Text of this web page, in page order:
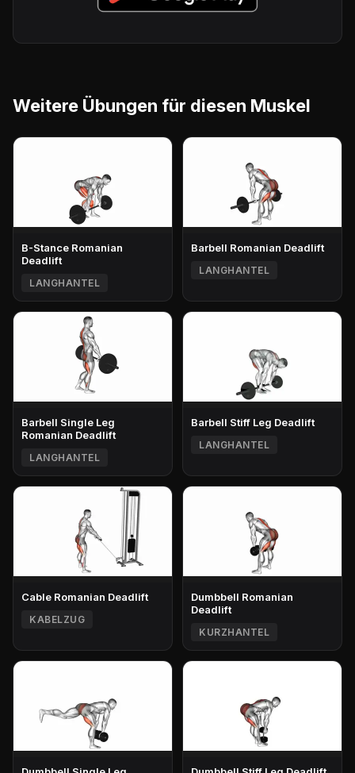
Weitere Übungen für diesen Muskel
B-Stance Romanian
Deadlift
LANGHANTEL
Barbell Romanian Deadlift
LANGHANTEL
Barbell Single Leg
Romanian Deadlift
LANGHANTEL
Barbell Stiff Leg Deadlift
LANGHANTEL
Cable Romanian Deadlift
KABELZUG
Dumbbell Romanian
Deadlift
KURZHANTEL